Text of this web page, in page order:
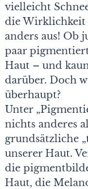
vielleicht
die Wirklichkeit
anders aus! Ob
paar
Haut – und
darüber. Doch
überhaupt?
Unter
nichts anderes
grundsätzliche
unserer Haut.
die
Haut, die